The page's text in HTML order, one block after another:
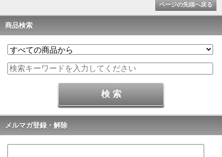
ページの先頭へ戻る
商品検索
メルマガ登録・解除